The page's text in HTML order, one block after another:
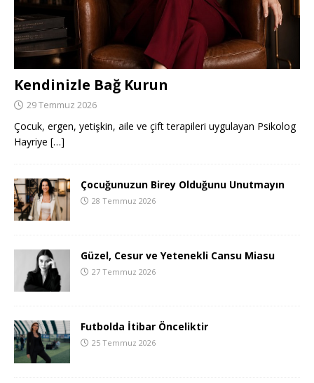
Kendinizle Bağ Kurun
29 Temmuz 2026
Çocuk, ergen, yetişkin, aile ve çift terapileri uygulayan Psikolog
Hayriye […]
Çocuğunuzun Birey Olduğunu Unutmayın
28 Temmuz 2026
Güzel, Cesur ve Yetenekli Cansu Miasu
27 Temmuz 2026
Futbolda İtibar Önceliktir
25 Temmuz 2026